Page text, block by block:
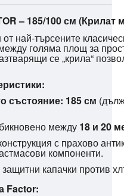
– 185/100 см (Крилат
най-търсените
голяма площ за
се „крила“
състояние: 185 см
между 18 и 20
с прахово
компоненти.
капачки против
Factor: